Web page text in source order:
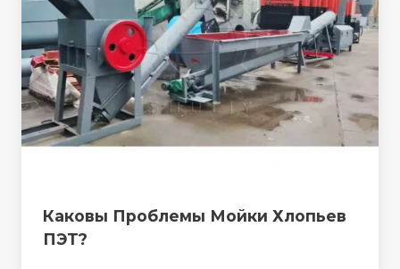
Каковы Проблемы Мойки Хлопьев
ПЭТ?